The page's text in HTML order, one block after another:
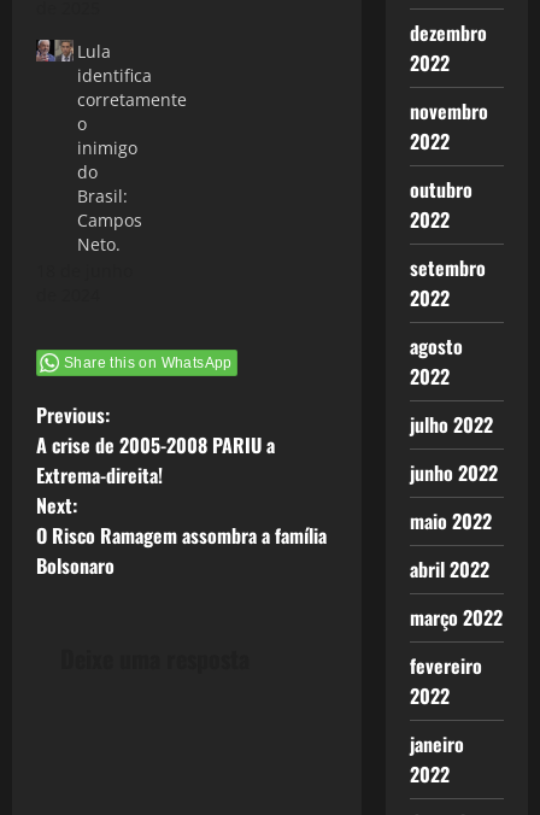
Lula
identifica
corretamente
o
inimigo
do
Brasil:
Campos
Neto.
Share this on WhatsApp
P
o
s
t
Previous:
A crise de 2005-2008 PARIU a
Extrema-direita!
Next:
O Risco Ramagem assombra a família
Bolsonaro
dezembro
2022
novembro
2022
outubro
2022
setembro
2022
agosto
2022
julho 2022
junho 2022
maio 2022
abril 2022
março 2022
fevereiro
2022
janeiro
2022